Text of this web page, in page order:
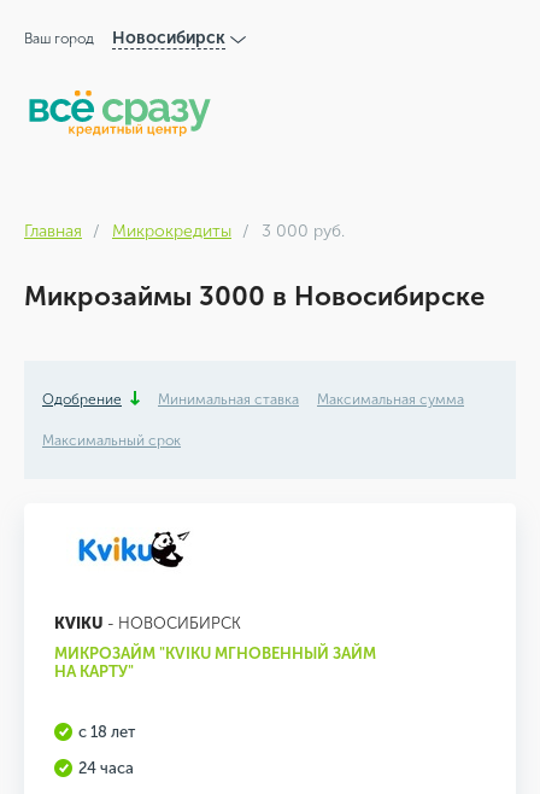
Ваш город Новосибирск
Главная Микрокредиты 3 000 руб.
Микрозаймы 3000 в Новосибирске
Одобрение Минимальная ставка Максимальная сумма
Максимальный срок
KVIKU - НОВОСИБИРСК
МИКРОЗАЙМ "KVIKU МГНОВЕННЫЙ ЗАЙМ
НА КАРТУ"
с 18 лет
24 часа